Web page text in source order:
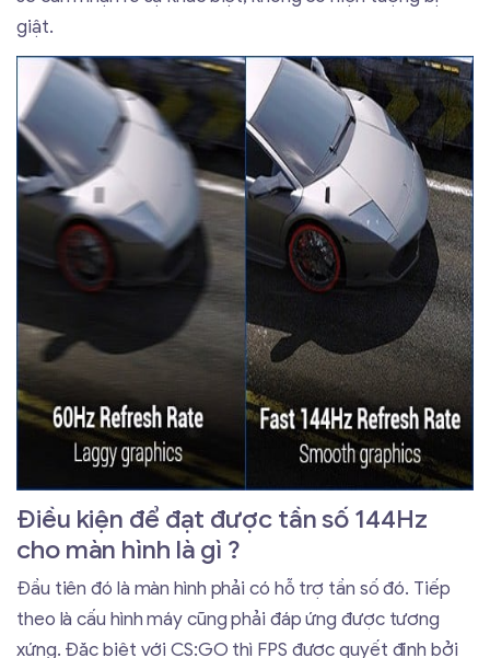
giật.
Điều kiện để đạt được tần số 144Hz
cho màn hình là gì ?
Đầu tiên đó là màn hình phải có hỗ trợ tần số đó. Tiếp
theo là cấu hình máy cũng phải đáp ứng được tương
xứng. Đặc biệt với CS:GO thì FPS được quyết định bởi